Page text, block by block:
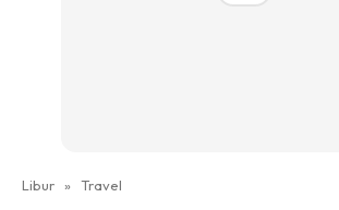
Libur » Travel